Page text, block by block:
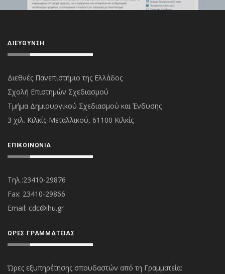
ΔΙΕΎΘΥΝΣΗ
Διεθνές Πανεπιστήμιο της Ελλάδος
Σχολή Επιστημών Σχεδιασμού
Τμήμα Δημιουργικού Σχεδιασμού και Ένδυσης
3 χιλ. Κιλκίς-Μεταλλικού, 61100 Κιλκίς
ΕΠΙΚΟΙΝΩΝΊΑ
Τηλ.:23410-29876
Fax: 23410-29866
Εmail: cdc@ihu.gr
ΏΡΕΣ ΓΡΑΜΜΑΤΕΊΑΣ
Ώρες εξυπηρέτησης σπουδαστών από τη Γραμματεία: